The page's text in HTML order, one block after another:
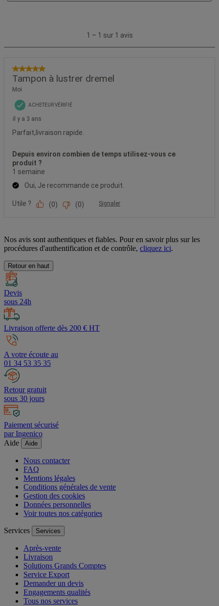
Nos avis sont authentiques et fiables. Pour en savoir plus sur les
procédures d'authentification et de contrôle, cliquez ici.
Retour en haut
Devis
sous 24h
Livraison offerte dès 200 € HT
A votre écoute au
01 34 53 35 35
Retour gratuit
sous 30 jours
Paiement sécurisé
par Ingenico
Aide
Aide
Nous contacter
FAQ
Mentions légales
Conditions générales de vente
Gestion des cookies
Données personnelles
Voir toutes nos catégories
Services Services
Après-vente
Livraison
Solutions Grands Comptes
Service Export
Demander un devis
Engagements qualités
Tous nos services